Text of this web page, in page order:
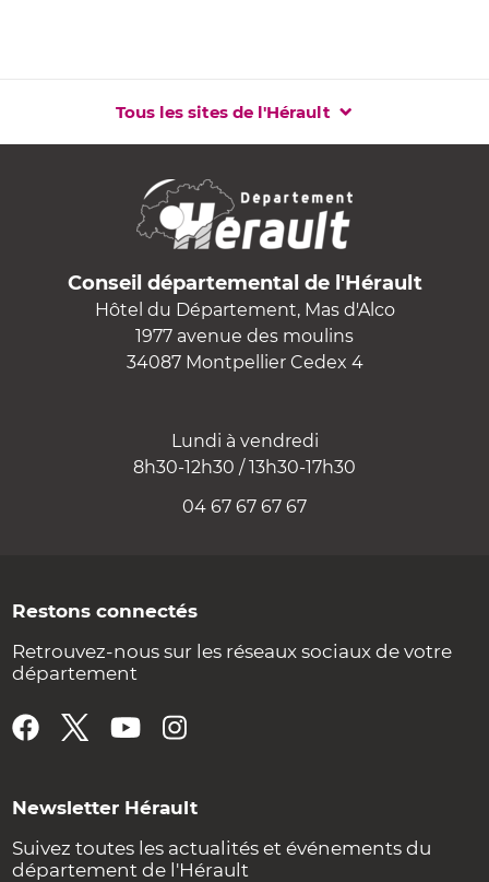
Tous les sites de l'Hérault
Conseil départemental de l'Hérault
Hôtel du Département, Mas d'Alco
1977 avenue des moulins
34087 Montpellier Cedex 4
Lundi à vendredi
8h30-12h30 / 13h30-17h30
04 67 67 67 67
Restons connectés
Retrouvez-nous sur les réseaux sociaux de votre
département
Newsletter Hérault
Suivez toutes les actualités et événements du
département de l'Hérault